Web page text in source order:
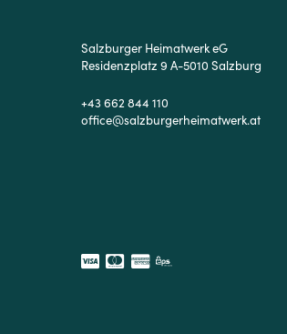
Salzburger Heimatwerk eG
Residenzplatz 9 A-5010 Salzburg
+43 662 844 110
office@salzburgerheimatwerk.at